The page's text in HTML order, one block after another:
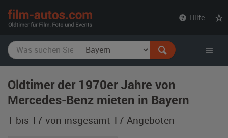
Hilfe
Oldtimer der 1970er Jahre von
Mercedes-Benz mieten in Bayern
1 bis 17 von insgesamt 17 Angeboten